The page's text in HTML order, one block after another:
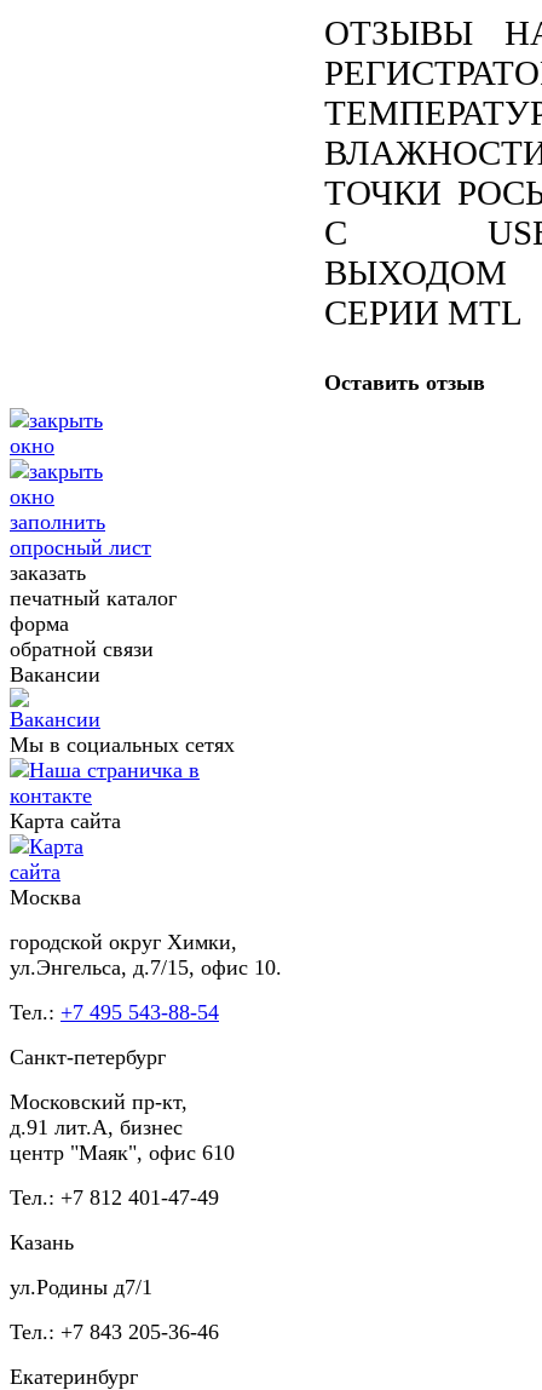
ОТЗЫВЫ
ТОЧКИ
С
ВЫХОДОМ
СЕРИИ MTL
Оставить отзыв
заполнить
опросный лист
заказать
печатный каталог
форма
обратной связи
Вакансии
Мы в социальных сетях
Карта сайта
Москва
городской округ Химки,
ул.Энгельса, д.7/15, офис 10.
Тел.: +7 495 543-88-54
Санкт-петербург
Московский пр-кт,
д.91 лит.А, бизнес
центр "Маяк", офис 610
Тел.: +7 812 401-47-49
Казань
ул.Родины д7/1
Тел.: +7 843 205-36-46
Екатеринбург